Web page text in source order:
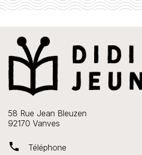
58 Rue Jean Bleuzen
92170 Vanves
phone Téléphone